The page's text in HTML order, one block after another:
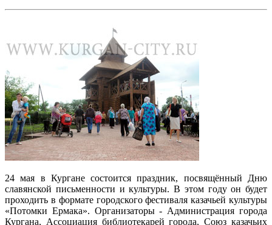
24 мая в Кургане состоится праздник, посвящённый Дню
славянской письменности и культуры. В этом году он будет
проходить в формате городского фестиваля казачьей культуры
«Потомки Ермака». Организаторы - Администрация города
Кургана, Ассоциация библиотекарей города, Союз казачьих